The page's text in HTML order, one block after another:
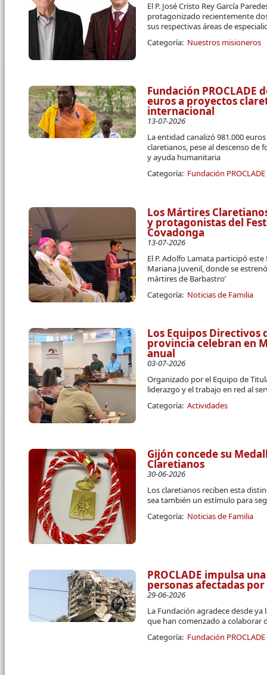
El P. José Cristo Rey García
protagonizado recientemente
sus respectivas áreas de
Categoría: Nuestros misioneros
Fundación PROCLADE
euros a proyectos
internacional
13-07-2026
La entidad canalizó 981.000
claretianos, pese al descenso
y ayuda humanitaria
Categoría: Fundación PROCLADE
Los Mártires
y protagonistas del
Covadonga
13-07-2026
El P. Adolfo Lamata participó
Mariana Juvenil, donde se
mártires de Barbastro’
Categoría: Noticias de Familia
Los Equipos Directivos
provincia celebran en
anual
03-07-2026
Organizado por el Equipo de
liderazgo y el trabajo en red al
Categoría: Actividades
Gijón concede su
Claretianos
30-06-2026
Los claretianos reciben esta
sea también un estímulo para
Categoría: Noticias de Familia
PROCLADE impulsa
personas afectadas
29-06-2026
La Fundación agradece desde
que han comenzado a colaborar
Categoría: Fundación PROCLADE